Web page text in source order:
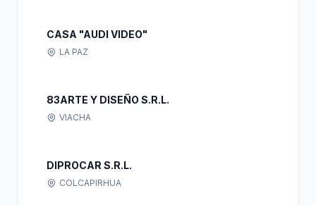
CASA "AUDI VIDEO"
LA PAZ
83ARTE Y DISEÑO S.R.L.
VIACHA
DIPROCAR S.R.L.
COLCAPIRHUA